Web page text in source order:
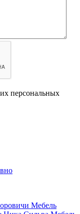
персональных
Мебель